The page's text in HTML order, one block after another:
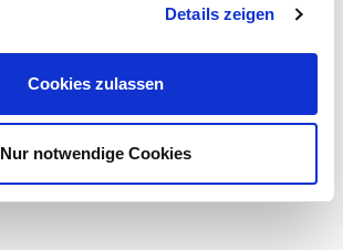
Details zeigen
Cookies zulassen
Nur notwendige Cookies